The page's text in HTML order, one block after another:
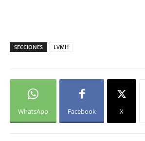
SECCIONES LVMH
WhatsApp Facebook X